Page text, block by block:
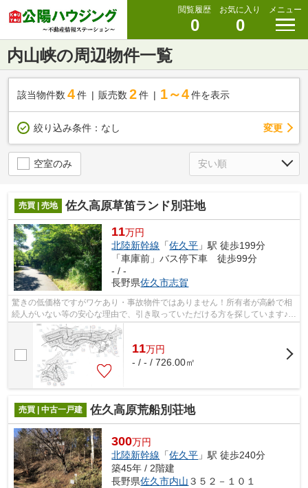
閲覧履歴
0
お気に入り
0
メニュー
内山峡の周辺物件一覧
該当物件数 4件 販売数 2 件 1～4 件を表示
絞り込み条件： なし 変更
空室のみ
売買 | 売地 佐久高原草笛ランド別荘地
11万円
北陸新幹線 「佐久平 」駅 徒歩199分
「車庫前」バス停下車 徒歩99分
- / -
長野県佐久市志賀
驚きの低価格ですがワケあり・事故物件ではありません！所有者が高齢で相
続人がいない等の安心な理由で、引き取っていただける方を探しています♪総
額２０万円以下で取得可能です。
11万円
- / - / 726.00㎡
売買 | 中古一戸建 佐久高原荒船別荘地
300万円
北陸新幹線 「佐久平 」駅 徒歩240分
築45年 / 2階建
長野県佐久市内山 ３５２－１０１